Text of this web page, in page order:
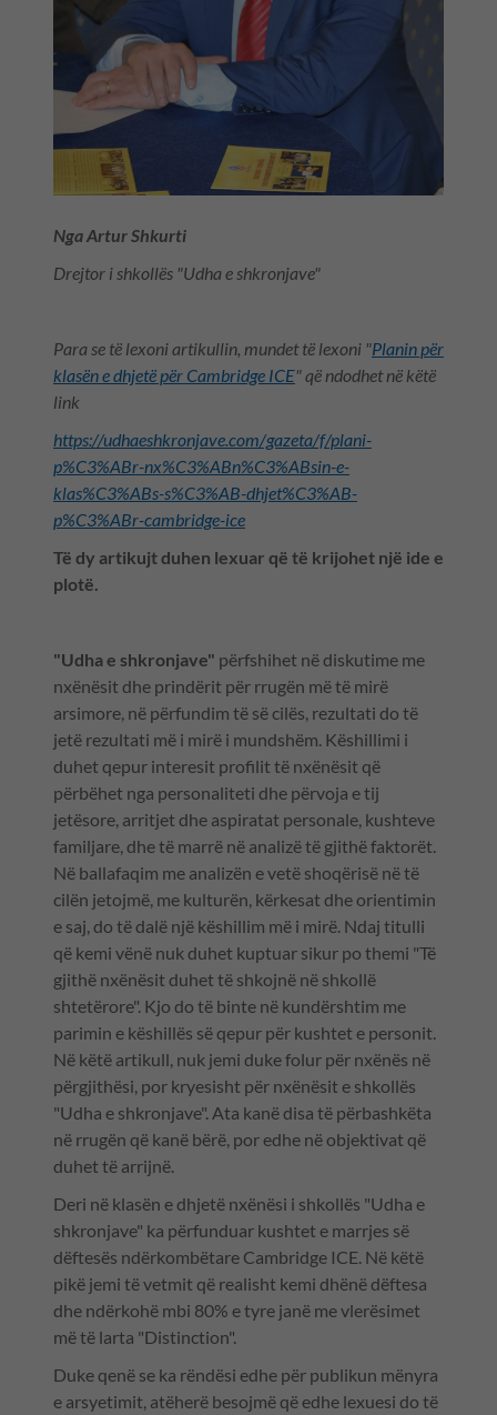
Nga Artur Shkurti
Drejtor i shkollës "Udha e shkronjave"
Para se të lexoni artikullin, mundet të lexoni "Planin për
klasën e dhjetë për Cambridge ICE" që ndodhet në këtë
link
https://udhaeshkronjave.com/gazeta/f/plani-
p%C3%ABr-nx%C3%ABn%C3%ABsin-e-
klas%C3%ABs-s%C3%AB-dhjet%C3%AB-
p%C3%ABr-cambridge-ice
Të dy artikujt duhen lexuar që të krijohet një ide e
plotë.
"Udha e shkronjave" përfshihet në diskutime me
nxënësit dhe prindërit për rrugën më të mirë
arsimore, në përfundim të së cilës, rezultati do të
jetë rezultati më i mirë i mundshëm. Këshillimi i
duhet qepur interesit profilit të nxënësit që
përbëhet nga personaliteti dhe përvoja e tij
jetësore, arritjet dhe aspiratat personale, kushteve
familjare, dhe të marrë në analizë të gjithë faktorët.
Në ballafaqim me analizën e vetë shoqërisë në të
cilën jetojmë, me kulturën, kërkesat dhe orientimin
e saj, do të dalë një këshillim më i mirë. Ndaj titulli
që kemi vënë nuk duhet kuptuar sikur po themi "Të
gjithë nxënësit duhet të shkojnë në shkollë
shtetërore". Kjo do të binte në kundërshtim me
parimin e këshillës së qepur për kushtet e personit.
Në këtë artikull, nuk jemi duke folur për nxënës në
përgjithësi, por kryesisht për nxënësit e shkollës
"Udha e shkronjave". Ata kanë disa të përbashkëta
në rrugën që kanë bërë, por edhe në objektivat që
duhet të arrijnë.
Deri në klasën e dhjetë nxënësi i shkollës "Udha e
shkronjave" ka përfunduar kushtet e marrjes së
dëftesës ndërkombëtare Cambridge ICE. Në këtë
pikë jemi të vetmit që realisht kemi dhënë dëftesa
dhe ndërkohë mbi 80% e tyre janë me vlerësimet
më të larta "Distinction".
Duke qenë se ka rëndësi edhe për publikun mënyra
e arsyetimit, atëherë besojmë që edhe lexuesi do të